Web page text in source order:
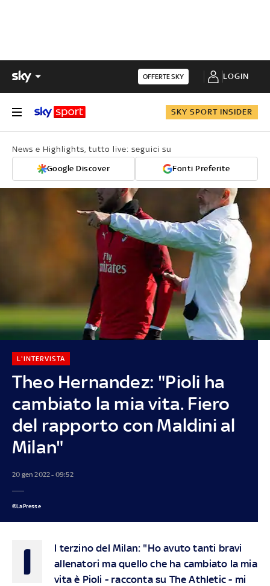
OFFERTE SKY LOGIN
SKY SPORT INSIDER
News e Highlights, tutto live: seguici su
Google Discover Fonti Preferite
Theo Hernandez: "Pioli ha
cambiato la mia vita. Fiero
del rapporto con Maldini al
Milan"
L'INTERVISTA
20 gen 2022 - 09:52
©LaPresse
I
l terzino del Milan: "Ho avuto tanti bravi
allenatori ma quello che ha cambiato la mia
vita è Pioli - racconta su The Athletic - mi